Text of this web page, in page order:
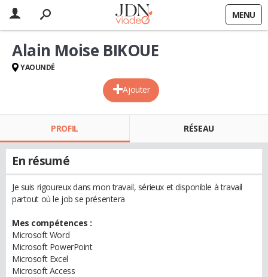
MENU
Ajouter
Alain Moise BIKOUE
YAOUNDÉ
PROFIL RÉSEAU
En résumé
Je suis rigoureux dans mon travail, sérieux et disponible à travail
partout où le job se présentera
Mes compétences :
Microsoft Word
Microsoft PowerPoint
Microsoft Excel
Microsoft Access